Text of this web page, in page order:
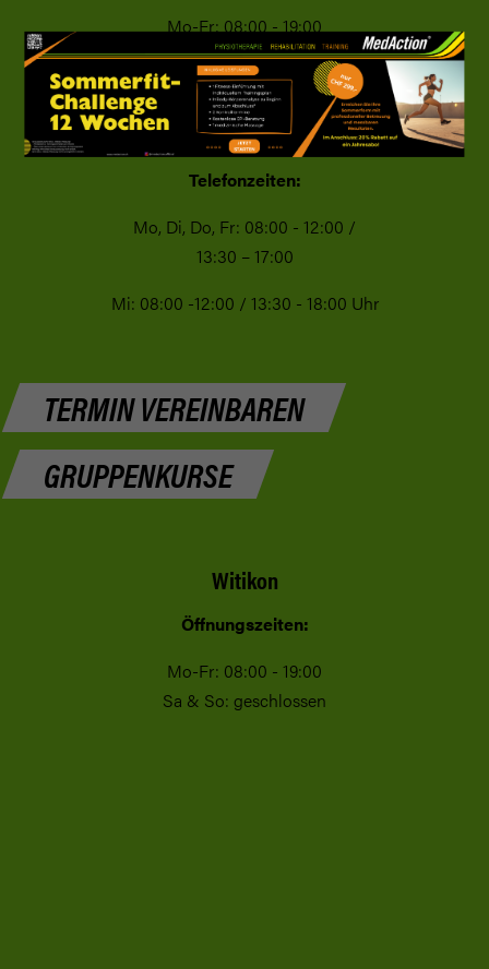
Mo-Fr: 08:00 - 19:00
Sa & So: geschlossen
Telefonzeiten:
Mo, Di, Do, Fr: 08:00 - 12:00 /
13:30 – 17:00
Mi: 08:00 -12:00 / 13:30 - 18:00 Uhr
TERMIN VEREINBAREN
GRUPPENKURSE
Witikon
Öffnungszeiten:
Mo-Fr: 08:00 - 19:00
Sa & So: geschlossen